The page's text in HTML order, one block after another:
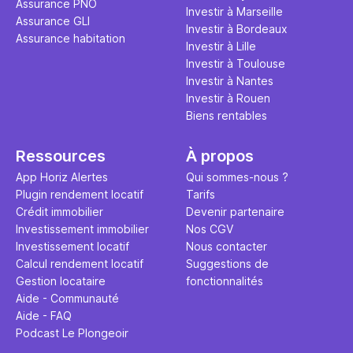
Assurance PNO
Assurance GLI
Assurance habitation
Investir à Marseille
Investir à Bordeaux
Investir à Lille
Investir à Toulouse
Investir à Nantes
Investir à Rouen
Biens rentables
Ressources
App Horiz Alertes
Plugin rendement locatif
Crédit immobilier
Investissement immobilier
Investissement locatif
Calcul rendement locatif
Gestion locataire
Aide - Communauté
Aide - FAQ
Podcast Le Plongeoir
À propos
Qui sommes-nous ?
Tarifs
Devenir partenaire
Nos CGV
Nous contacter
Suggestions de
fonctionnalités